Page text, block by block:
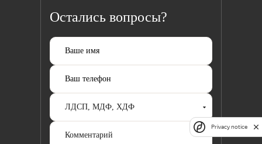
Остались вопросы?
Privacy notice